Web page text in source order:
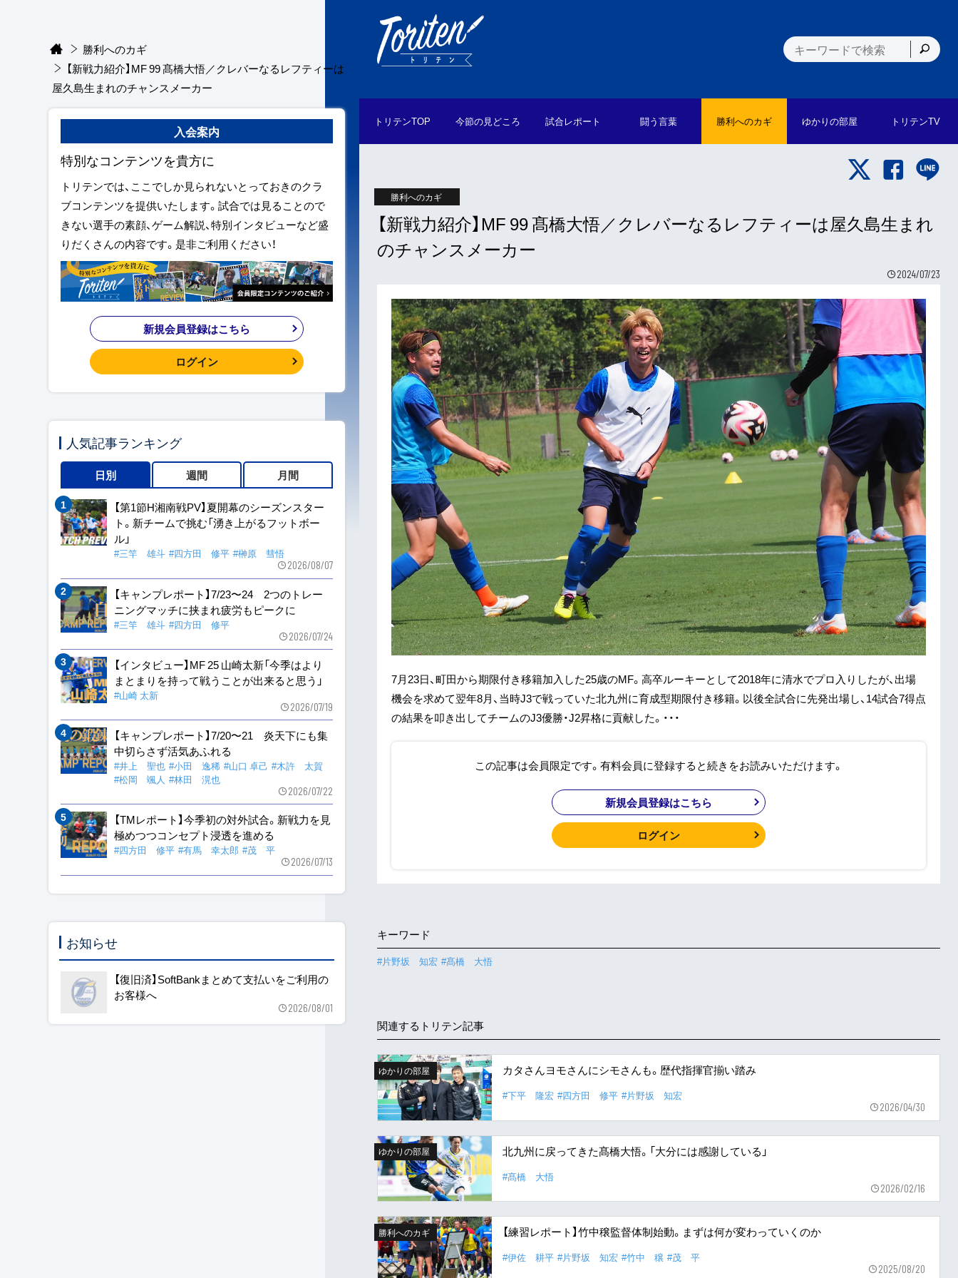
トリテンTOP 今節の見どころ 試合レポート 闘う言葉 勝利へのカギ ゆかりの部屋 トリテンTV
勝利へのカギ
【新戦力紹介】MF 99 髙橋大悟／クレバーなるレフティーは屋久島生まれ
のチャンスメーカー
2024/07/23
7月23日、町田から期限付き移籍加入した25歳のMF。高卒ルーキーとして2018年に清水でプロ入りしたが、出場
機会を求めて翌年8月、当時J3で戦っていた北九州に育成型期限付き移籍。以後全試合に先発出場し、14試合7得点
の結果を叩き出してチームのJ3優勝・J2昇格に貢献した。・・・
この記事は会員限定です。有料会員に登録すると続きをお読みいただけます。
新規会員登録はこちら
ログイン
キーワード
#片野坂 知宏 #髙橋 大悟
関連するトリテン記事
ゆかりの部屋 カタさんヨモさんにシモさんも。歴代指揮官揃い踏み
#下平 隆宏 #四方田 修平 #片野坂 知宏
2026/04/30
ゆかりの部屋 北九州に戻ってきた髙橋大悟。「大分には感謝している」
#髙橋 大悟
2026/02/16
勝利へのカギ 【練習レポート】竹中穣監督体制始動。まずは何が変わっていくのか
#伊佐 耕平 #片野坂 知宏 #竹中 穣 #茂 平
2025/08/20
勝利へのカギ
【新戦力紹介】MF 99 髙橋大悟／クレバーなるレフティーは
屋久島生まれのチャンスメーカー
入会案内
特別なコンテンツを貴方に
トリテンでは、ここでしか見られないとっておきのクラ
ブコンテンツを提供いたします。試合では見ることので
きない選手の素顔、ゲーム解説、特別インタビューなど盛
りだくさんの内容です。是非ご利用ください！
新規会員登録はこちら
ログイン
人気記事ランキング
日別 週間 月間
【第1節H湘南戦PV】夏開幕のシーズンスター
ト。新チームで挑む「湧き上がるフットボー
ル」
#三竿 雄斗 #四方田 修平 #榊原 彗悟
2026/08/07
【キャンプレポート】7/23〜24 2つのトレー
ニングマッチに挟まれ疲労もピークに
#三竿 雄斗 #四方田 修平
2026/07/24
【インタビュー】MF 25 山崎太新「今季はより
まとまりを持って戦うことが出来ると思う」
#山崎 太新
2026/07/19
【キャンプレポート】7/20〜21 炎天下にも集
中切らさず活気あふれる
#井上 聖也 #小田 逸稀 #山口 卓己 #木許 太賀
#松岡 颯人 #林田 滉也
2026/07/22
【TMレポート】今季初の対外試合。新戦力を見
極めつつコンセプト浸透を進める
#四方田 修平 #有馬 幸太郎 #茂 平
2026/07/13
お知らせ
【復旧済】SoftBankまとめて支払いをご利用の
お客様へ
2026/08/01